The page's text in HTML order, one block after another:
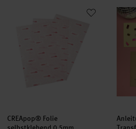
CREApop® Folie selbstklebend
CREApop® Folie